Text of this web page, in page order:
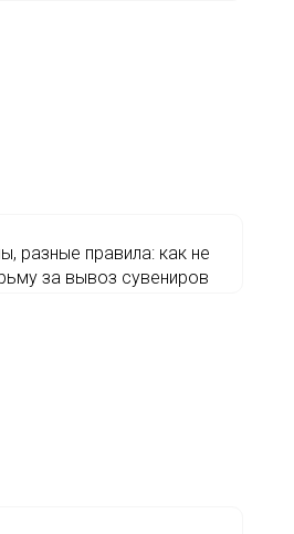
разные правила: как не
за вывоз сувениров